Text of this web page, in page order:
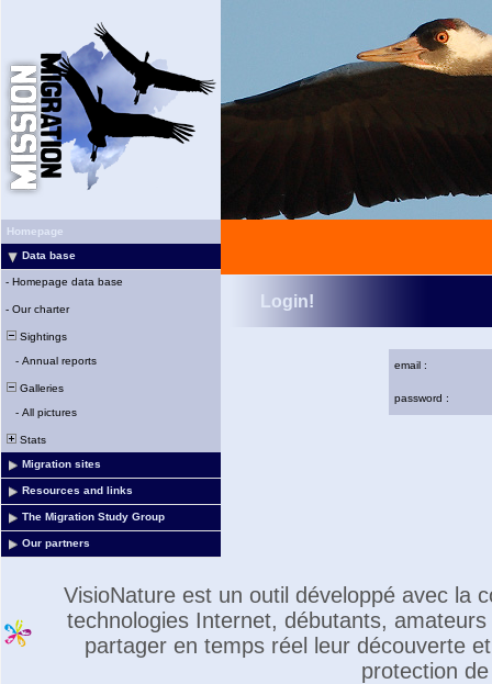
Homepage
Data base
- Homepage data base
- Our charter
Sightings
- Annual reports
Galleries
- All pictures
Stats
Migration sites
Resources and links
The Migration Study Group
Our partners
Login!
email :
password :
VisioNature est un outil développé avec la
technologies Internet, débutants,
partager en temps réel leur découverte
protection